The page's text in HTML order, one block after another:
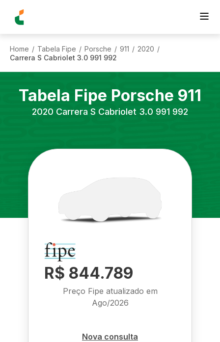
Home / Tabela Fipe / Porsche / 911 / 2020 /
Carrera S Cabriolet 3.0 991 992
Tabela Fipe Porsche 911
2020 Carrera S Cabriolet 3.0 991 992
R$ 844.789
Preço Fipe atualizado em
Ago/2026
Nova consulta